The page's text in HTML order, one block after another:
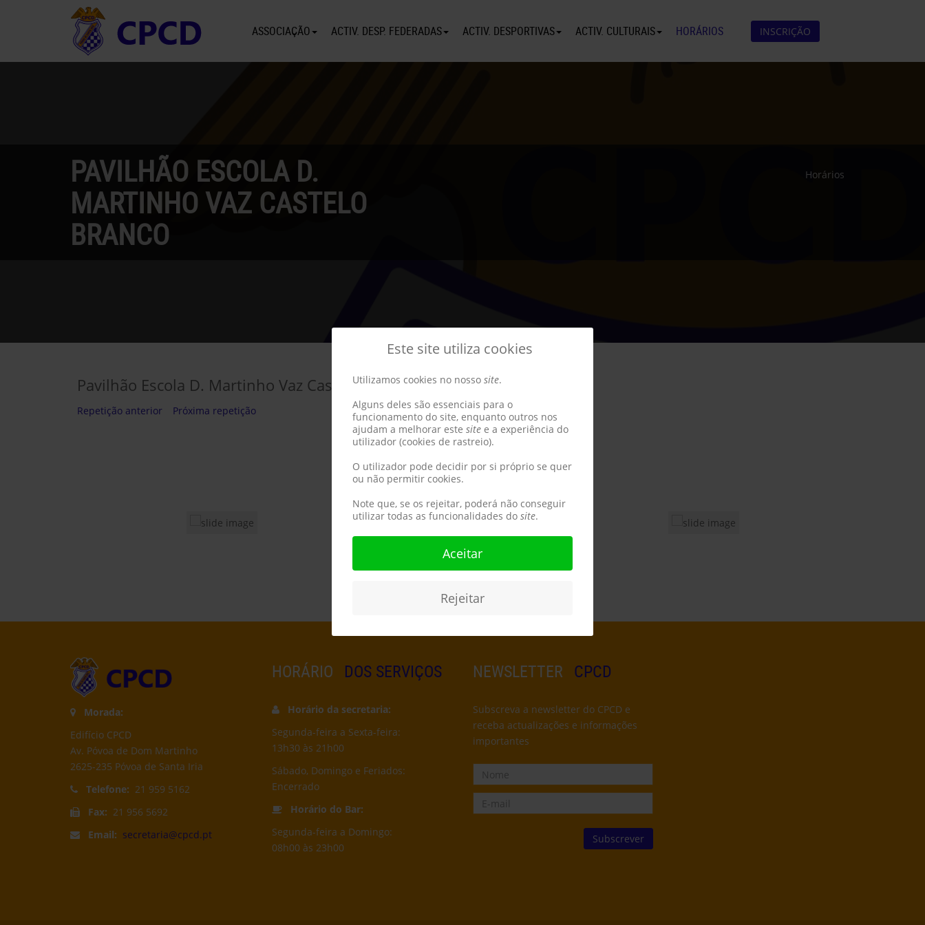
ASSOCIAÇÃO ACTIV. DESP. FEDERADAS ACTIV. DESPORTIVAS ACTIV. CULTURAIS HORÁRIOS INSCRIÇÃO
PAVILHÃO ESCOLA D.
MARTINHO VAZ CASTELO
BRANCO
Horários
Pavilhão Escola D. Martinho Vaz Castelo Branco
Repetição anterior Próxima repetição
Morada:
Edifício CPCD
Av. Póvoa de Dom Martinho
2625-235 Póvoa de Santa Iria
Telefone: 21 959 5162
Fax: 21 956 5692
Email: secretaria@cpcd.pt
HORÁRIO DOS SERVIÇOS
Horário da secretaria:
Segunda-feira a Sexta-feira:
13h30 às 21h00
Sábado, Domingo e Feriados:
Encerrado
Horário do Bar:
Segunda-feira a Domingo:
08h00 às 23h00
NEWSLETTER CPCD
Subscreva a newsletter do CPCD e
receba actualizações e informações
importantes
Este site utiliza cookies
Utilizamos cookies no nosso site.
Alguns deles são essenciais para o
funcionamento do site, enquanto outros nos
ajudam a melhorar este site e a experiência do
utilizador (cookies de rastreio).
O utilizador pode decidir por si próprio se quer
ou não permitir cookies.
Note que, se os rejeitar, poderá não conseguir
utilizar todas as funcionalidades do site.
Aceitar
Rejeitar